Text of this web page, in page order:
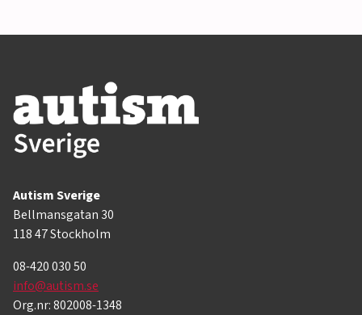
Autism Sverige
Bellmansgatan 30
118 47 Stockholm
08-420 030 50
info@autism.se
Org.nr: 802008-1348